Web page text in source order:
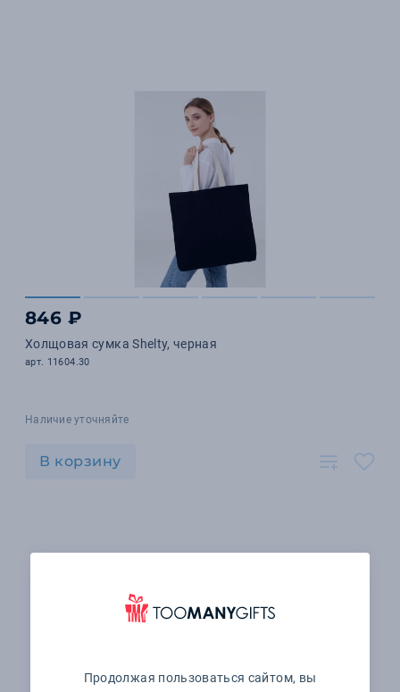
846 ₽
Холщовая сумка Shelty, черная
арт. 11604.30
Наличие уточняйте
В корзину
Продолжая пользоваться сайтом, вы